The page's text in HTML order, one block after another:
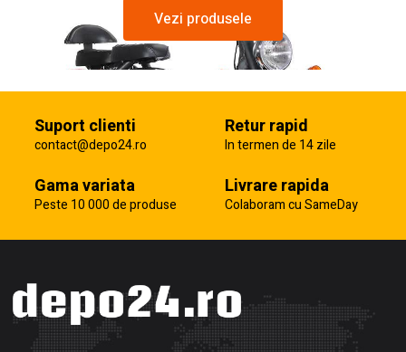
Vezi produsele
Suport clienti
contact@depo24.ro
Retur rapid
In termen de 14 zile
Gama variata
Peste 10 000 de produse
Livrare rapida
Colaboram cu SameDay